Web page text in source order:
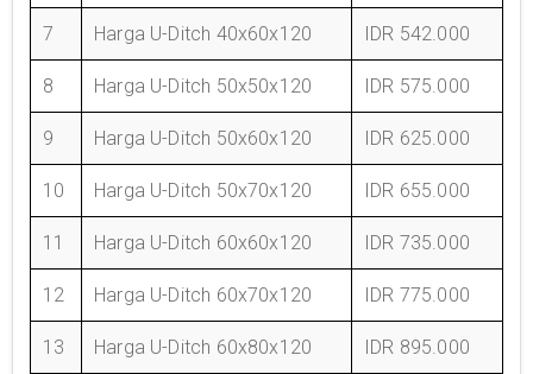
7 Harga U-Ditch 40x60x120 IDR 542.000
8 Harga U-Ditch 50x50x120 IDR 575.000
9 Harga U-Ditch 50x60x120 IDR 625.000
10 Harga U-Ditch 50x70x120 IDR 655.000
11 Harga U-Ditch 60x60x120 IDR 735.000
12 Harga U-Ditch 60x70x120 IDR 775.000
13 Harga U-Ditch 60x80x120 IDR 895.000